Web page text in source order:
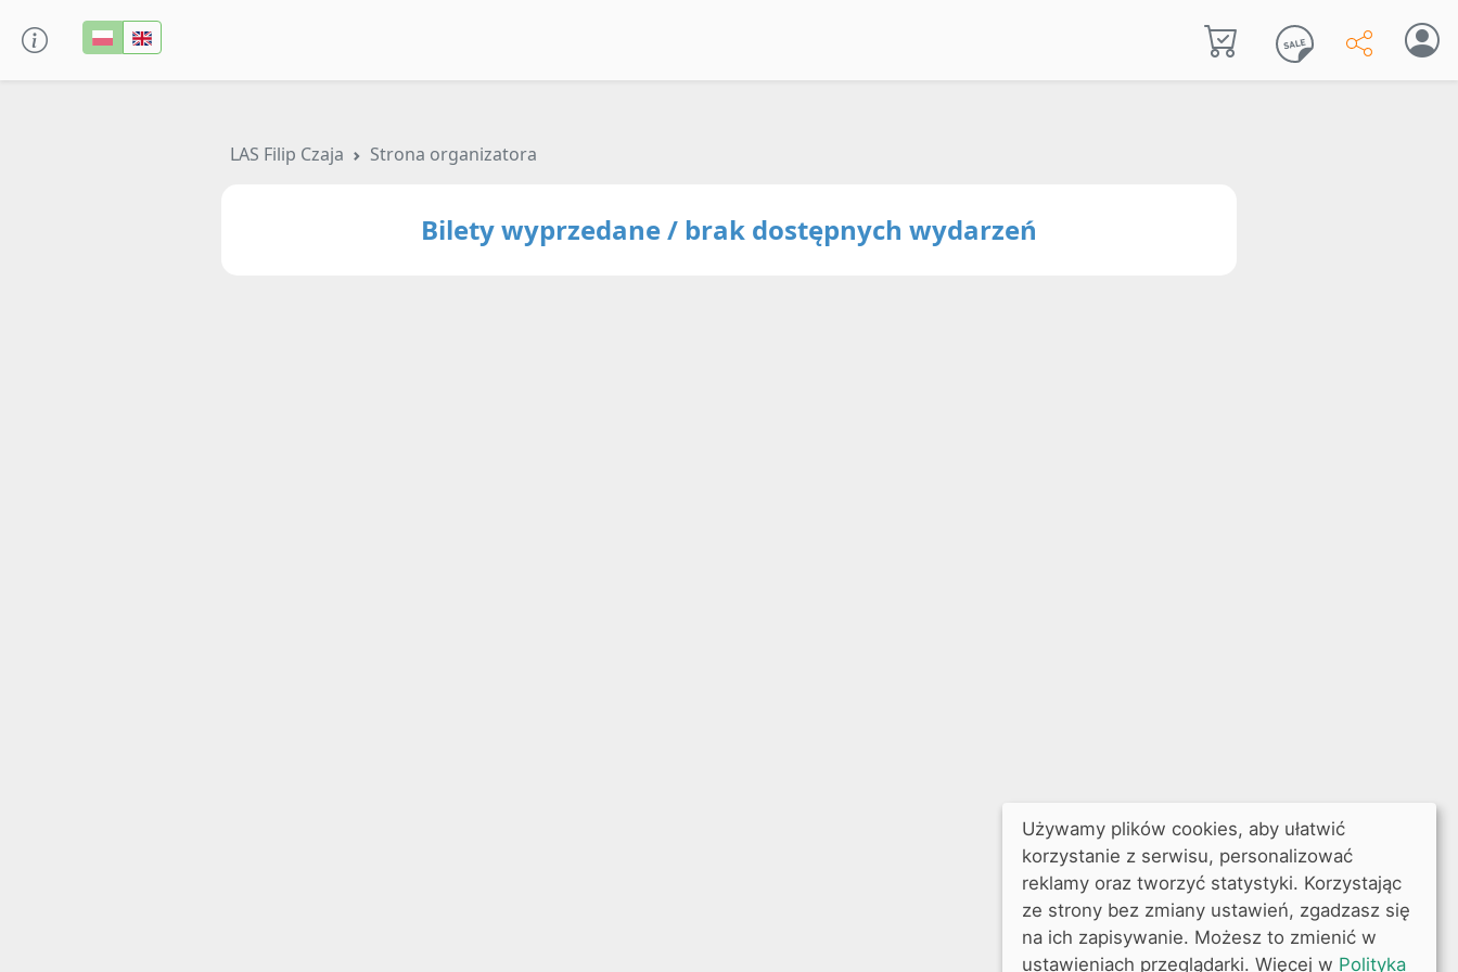
LAS Filip Czaja Strona organizatora
Bilety wyprzedane / brak dostępnych wydarzeń
Używamy plików cookies, aby ułatwić
korzystanie z serwisu, personalizować
reklamy oraz tworzyć statystyki. Korzystając
ze strony bez zmiany ustawień, zgadzasz się
na ich zapisywanie. Możesz to zmienić w
ustawieniach przeglądarki. Więcej w Polityka